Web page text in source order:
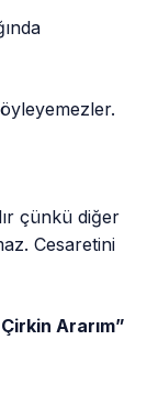
çünkü diğer
Cesaretini
Ararım”